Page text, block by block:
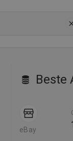
Beste
eBay